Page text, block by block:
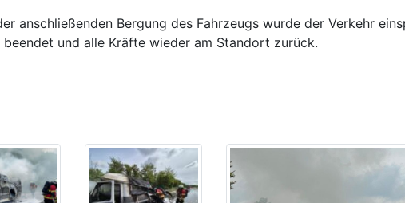
anschließenden Bergung des Fahrzeugs wurde der Verkehr
und alle Kräfte wieder am Standort zurück.